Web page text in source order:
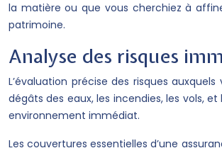
la matière ou que vous cherchiez à
patrimoine.
Analyse des risques
L’évaluation précise des risques
dégâts des eaux, les incendies, les vols,
environnement immédiat.
Les couvertures essentielles d’une